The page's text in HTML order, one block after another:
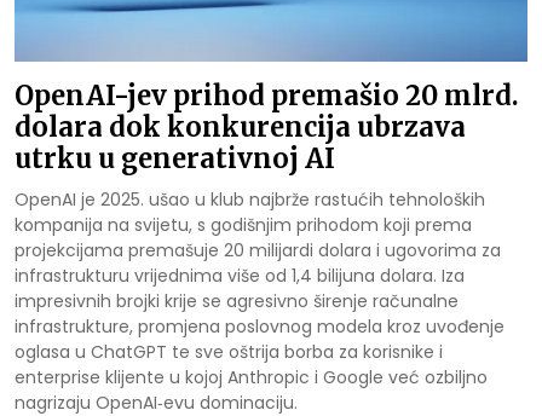
OpenAI-jev prihod premašio 20 mlrd.
dolara dok konkurencija ubrzava
utrku u generativnoj AI
OpenAI je 2025. ušao u klub najbrže rastućih tehnoloških
kompanija na svijetu, s godišnjim prihodom koji prema
projekcijama premašuje 20 milijardi dolara i ugovorima za
infrastrukturu vrijednima više od 1,4 bilijuna dolara. Iza
impresivnih brojki krije se agresivno širenje računalne
infrastrukture, promjena poslovnog modela kroz uvođenje
oglasa u ChatGPT te sve oštrija borba za korisnike i
enterprise klijente u kojoj Anthropic i Google već ozbiljno
nagrizaju OpenAI‑evu dominaciju.